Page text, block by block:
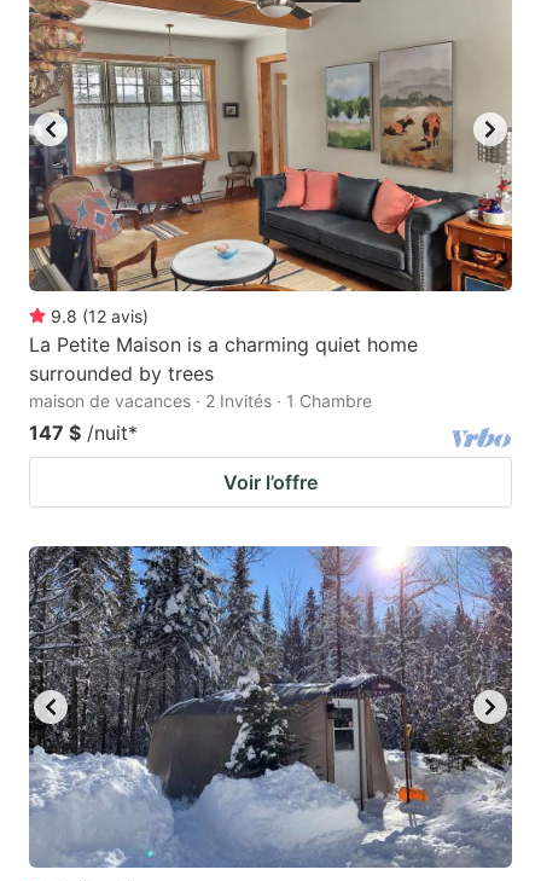
mark
key
to
get
the
keyboard
shortcuts
for
changing
dates.
mark
key
to
get
the
keyboard
shortcuts
for
dates.
9.8 (12 avis)
La Petite Maison is a charming quiet home
surrounded by trees
maison de vacances · 2 Invités · 1 Chambre
147 $ /nuit*
Voir l’offre